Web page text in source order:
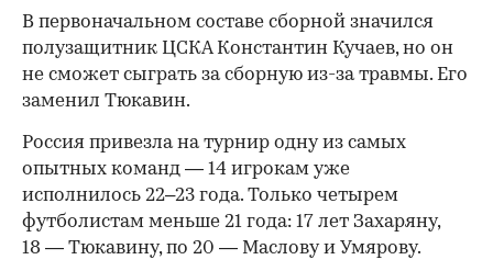
В первоначальном составе сборной значился
полузащитник ЦСКА Константин Кучаев, но он
не сможет сыграть за сборную из-за травмы. Его
заменил Тюкавин.
Россия привезла на турнир одну из самых
опытных команд — 14 игрокам уже
исполнилось 22–23 года. Только четырем
футболистам меньше 21 года: 17 лет Захаряну,
18 — Тюкавину, по 20 — Маслову и Умярову.